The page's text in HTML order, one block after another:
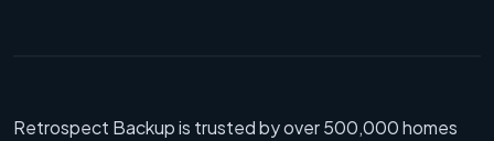
Retrospect Backup is trusted by over 500,000 homes